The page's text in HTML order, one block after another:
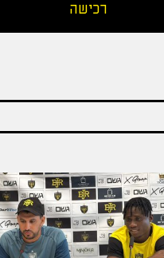
רכישה